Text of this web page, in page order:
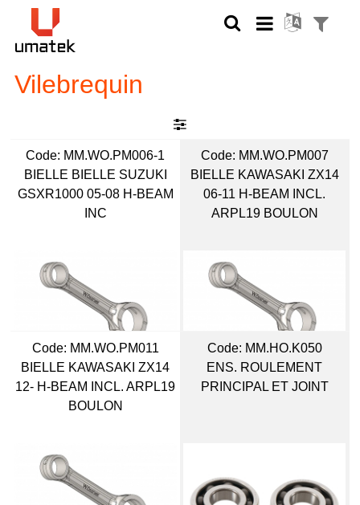
Vilebrequin
Code: MM.WO.PM006-1
BIELLE BIELLE SUZUKI
GSXR1000 05-08 H-BEAM
INC
Code: MM.WO.PM007
BIELLE KAWASAKI ZX14
06-11 H-BEAM INCL.
ARPL19 BOULON
Code: MM.WO.PM011
BIELLE KAWASAKI ZX14
12- H-BEAM INCL. ARPL19
BOULON
Code: MM.HO.K050
ENS. ROULEMENT
PRINCIPAL ET JOINT